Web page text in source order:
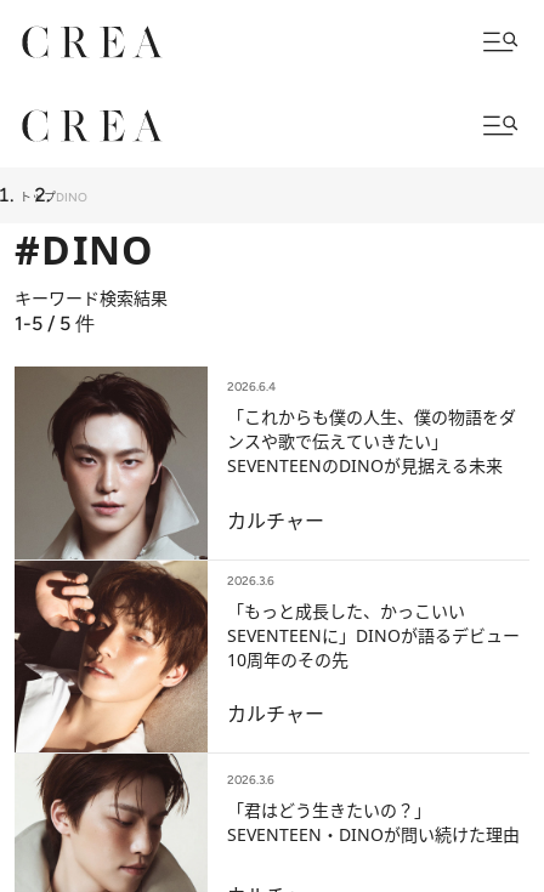
トップDINO
#DINO
キーワード検索結果
1-5 / 5 件
2026.6.4
「これからも僕の人生、僕の物語をダ
ンスや歌で伝えていきたい」
SEVENTEENのDINOが見据える未来
カルチャー
2026.3.6
「もっと成長した、かっこいい
SEVENTEENに」DINOが語るデビュー
10周年のその先
カルチャー
2026.3.6
「君はどう生きたいの？」
SEVENTEEN・DINOが問い続けた理由